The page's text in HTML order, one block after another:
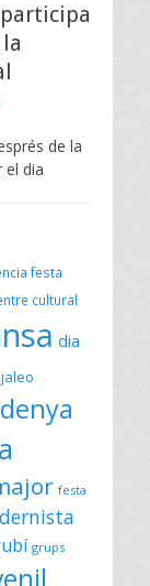
participa
de la
el dia
festa
cultural
dia
festa
grups